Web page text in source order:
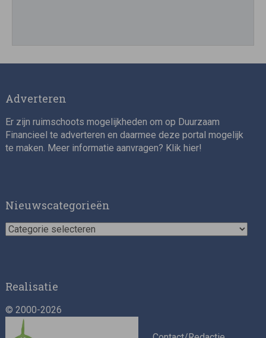
Impact consultant (manager)
Adverteren
Er zijn ruimschoots mogelijkheden om op Duurzaam
Financieel te adverteren en daarmee deze portal mogelijk
te maken. Meer informatie aanvragen? Klik hier!
Nieuwscategorieën
Nieuwscategorieën
Realisatie
© 2000-2026